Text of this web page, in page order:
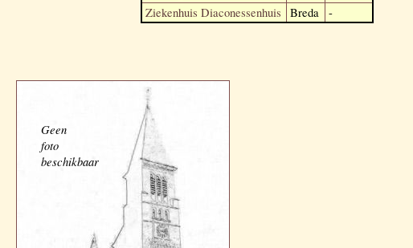
Ziekenhuis Diaconessenhuis Breda -
Geen
foto
beschikbaar